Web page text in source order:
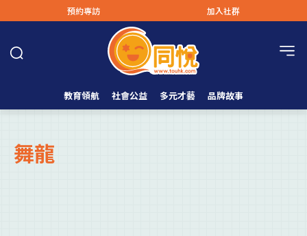
預約專訪 加入社群
教育領航 社會公益 多元才藝 品牌故事
舞龍